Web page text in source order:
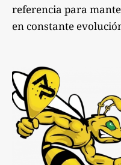
referencia para
en constante